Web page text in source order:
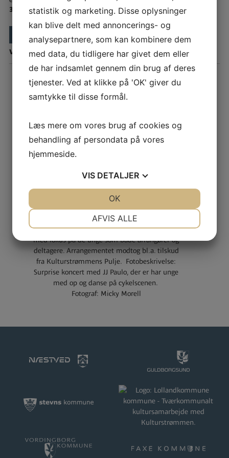
31.december 2026.
LÆS PULJEKRITERIERNE OG ANSØG HER
Vi glæder os til at høre fra dig.
Stemningsfoto fraEmpowerFest i Store Musse
i august 2025. EmpowerFest samlede unge om
kunst, kultur, bæredygtighed og fællesskab –
med fokus på de unge som både arrangører og
deltagere. Arrangementet modtog bl.a. tilskud
fra Kulturstrømmens Pulje. Fotobeskrivelse:
Surprise koncert med JJ Paulo, der er har unge
med op og danse på cykelscenen.
Fotograf: Micky Morell
statistik og marketing. Disse oplysninger
kan blive delt med annoncerings- og
analysepartnere, som kan kombinere dem
med data, du tidligere har givet dem eller
de har indsamlet gennem din brug af deres
tjenester. Ved at klikke på 'OK' giver du
samtykke til disse formål.
Læs mere om vores brug af cookies og
behandling af persondata på vores
hjemmeside.
VIS DETALJER
MARKETING STATISTIK
AFVIS ALLE
OK